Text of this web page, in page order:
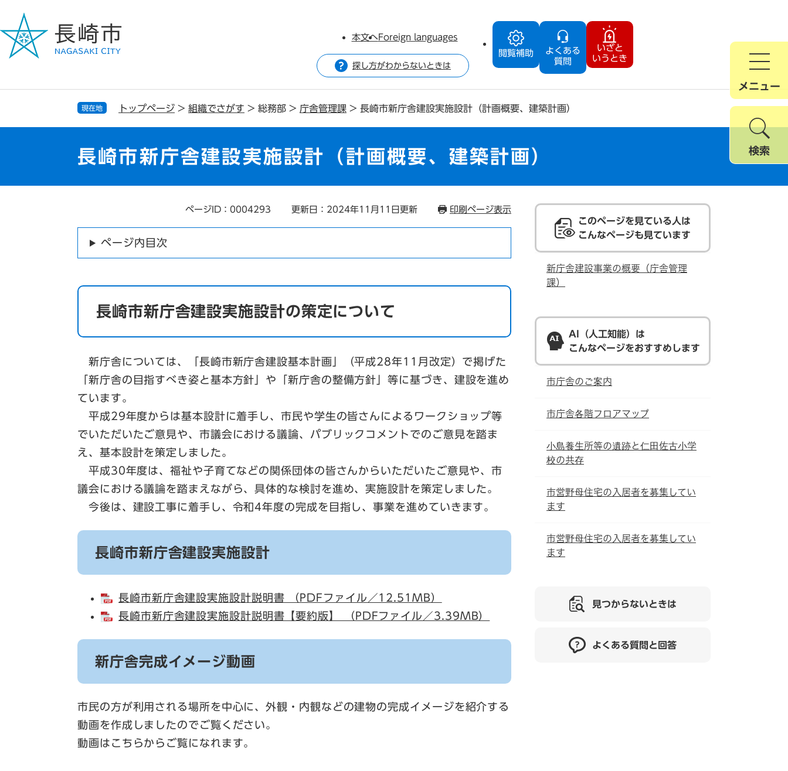
ジ
で
ュ
ば
閲覧補助
よくある
質問
いざと
いうとき
本文へForeign languages
探し方がわからないときは
メニュー
検索
現在地 トップページ > 組織でさがす > 総務部 > 庁舎管理課 > 長崎市新庁舎建設実施設計（計画概要、建築計画）
長崎市新庁舎建設実施設計（計画概要、建築計画）
ページID：0004293 更新日：2024年11月11日更新 印刷ページ表示
ページ内目次
長崎市新庁舎建設実施設計の策定について
新庁舎については、「長崎市新庁舎建設基本計画」（平成28年11月改定）で掲げた
「新庁舎の目指すべき姿と基本方針」や「新庁舎の整備方針」等に基づき、建設を進め
ています。
平成29年度からは基本設計に着手し、市民や学生の皆さんによるワークショップ等
でいただいたご意見や、市議会における議論、パブリックコメントでのご意見を踏ま
え、基本設計を策定しました。
平成30年度は、福祉や子育てなどの関係団体の皆さんからいただいたご意見や、市
議会における議論を踏まえながら、具体的な検討を進め、実施設計を策定しました。
今後は、建設工事に着手し、令和4年度の完成を目指し、事業を進めていきます。
長崎市新庁舎建設実施設計
長崎市新庁舎建設実施設計説明書 （PDFファイル／12.51MB）
長崎市新庁舎建設実施設計説明書【要約版】 （PDFファイル／3.39MB）
新庁舎完成イメージ動画
市民の方が利用される場所を中心に、外観・内観などの建物の完成イメージを紹介する
動画を作成しましたのでご覧ください。
動画はこちらからご覧になれます。
このページを見ている人は
こんなページも見ています
新庁舎建設事業の概要（庁舎管理
課）
AI（人工知能）は
こんなページをおすすめします
市庁舎のご案内
市庁舎各階フロアマップ
小島養生所等の遺跡と仁田佐古小学
校の共存
市営野母住宅の入居者を募集してい
ます
市営野母住宅の入居者を募集してい
ます
見つからないときは
よくある質問と回答